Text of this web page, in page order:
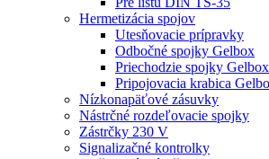
Hermetizácia spojov
Utesňovacie prípravky
Odbočné spojky Gelbox
Priechodzie spojky Gelbox
Pripojovacia krabica
Nízkonapäťové zásuvky
Nástrčné rozdeľovacie spojky
Zástrčky 230 V
Signalizačné kontrolky